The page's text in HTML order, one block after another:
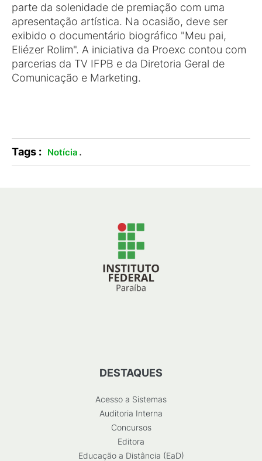
parte da solenidade de premiação com uma
apresentação artística. Na ocasião, deve ser
exibido o documentário biográfico "Meu pai,
Eliézer Rolim". A iniciativa da Proexc contou com
parcerias da TV IFPB e da Diretoria Geral de
Comunicação e Marketing.
Tags : Notícia .
DESTAQUES
Acesso a Sistemas
Auditoria Interna
Concursos
Editora
Educação a Distância (EaD)